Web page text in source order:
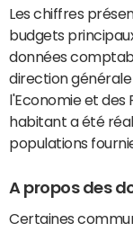
Les chiffres
budgets
données
direction générale
l'Economie et des
habitant a été
populations
A propos des
Certaines